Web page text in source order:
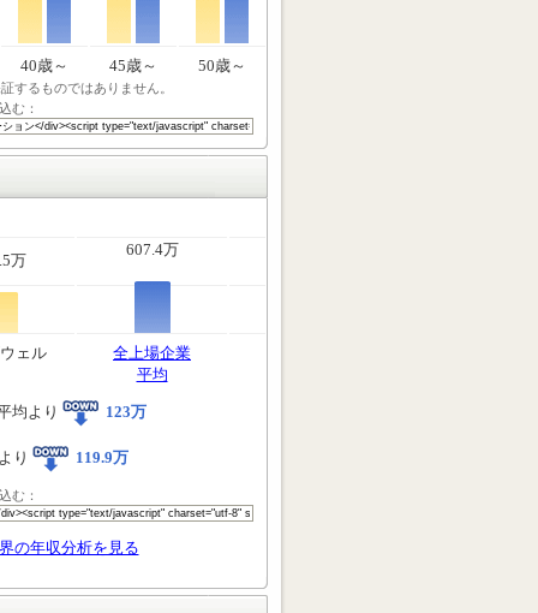
40歳～ 45歳～ 50歳～
するものではありません。
む：
万
607.4万
ェル
全上場企業
平均
均より 123万
り 119.9万
む：
の年収分析を見る